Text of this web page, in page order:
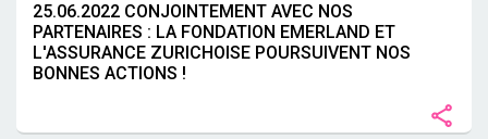
25.06.2022 CONJOINTEMENT AVEC NOS
PARTENAIRES : LA FONDATION EMERLAND ET
L'ASSURANCE ZURICHOISE POURSUIVENT NOS
BONNES ACTIONS !